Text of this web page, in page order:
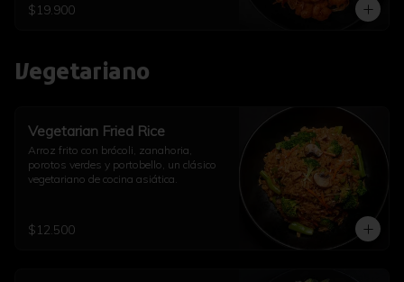
$19.900
Vegetariano
Vegetarian Fried Rice
Arroz frito con brócoli, zanahoria,
porotos verdes y portobello, un clásico
vegetariano de cocina asiática.
$12.500